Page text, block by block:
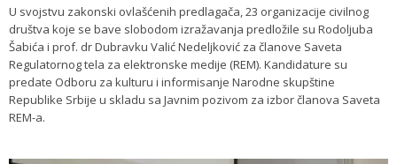
U svojstvu zakonski ovlašćenih predlagača, 23 organizacije civilnog
društva koje se bave slobodom izražavanja predložile su Rodoljuba
Šabića i prof. dr Dubravku Valić Nedeljković za članove Saveta
Regulatornog tela za elektronske medije (REM). Kandidature su
predate Odboru za kulturu i informisanje Narodne skupštine
Republike Srbije u skladu sa Javnim pozivom za izbor članova Saveta
REM-a.